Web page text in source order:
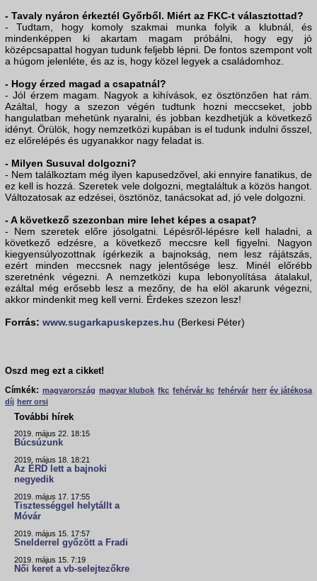
- Tavaly nyáron érkeztél Győrből. Miért az FKC-t választottad?
- Tudtam, hogy komoly szakmai munka folyik a klubnál, és
mindenképpen ki akartam magam próbálni, hogy egy jó
középcsapattal hogyan tudunk feljebb lépni. De fontos szempont volt
a húgom jelenléte, és az is, hogy közel legyek a családomhoz.
- Hogy érzed magad a csapatnál?
- Jól érzem magam. Nagyok a kihívások, ez ösztönzően hat rám.
Azáltal, hogy a szezon végén tudtunk hozni meccseket, jobb
hangulatban mehetünk nyaralni, és jobban kezdhetjük a következő
idényt. Örülök, hogy nemzetközi kupában is el tudunk indulni ősszel,
ez előrelépés és ugyanakkor nagy feladat is.
- Milyen Susuval dolgozni?
- Nem találkoztam még ilyen kapusedzővel, aki ennyire fanatikus, de
ez kell is hozzá. Szeretek vele dolgozni, megtaláltuk a közös hangot.
Változatosak az edzései, ösztönöz, tanácsokat ad, jó vele dolgozni.
- A következő szezonban mire lehet képes a csapat?
- Nem szeretek előre jósolgatni. Lépésről-lépésre kell haladni, a
következő edzésre, a következő meccsre kell figyelni. Nagyon
kiegyensúlyozottnak ígérkezik a bajnokság, nem lesz rájátszás,
ezért minden meccsnek nagy jelentősége lesz. Minél előrébb
szeretnénk végezni. A nemzetközi kupa lebonyolítása átalakul,
ezáltal még erősebb lesz a mezőny, de ha elöl akarunk végezni,
akkor mindenkit meg kell verni. Érdekes szezon lesz!
Forrás: www.sugarkapuskepzes.hu (Berkesi Péter)
Oszd meg ezt a cikket!
Címkék: magyarország magyar klubok fkc fehérvár kc fehérvár herr év játékosa
díj herr orsi
További hírek
2019. május 22. 18:15
Búcsúzunk
2019. május 18. 18:21
Az ÉRD lett a bajnoki
negyedik
2019. május 17. 17:55
Tisztességgel helytállt a
Móvár
2019. május 15. 17:57
Snelderrel győzött a Fradi
2019. május 15. 7:19
Női keret a vb-selejtezőkre